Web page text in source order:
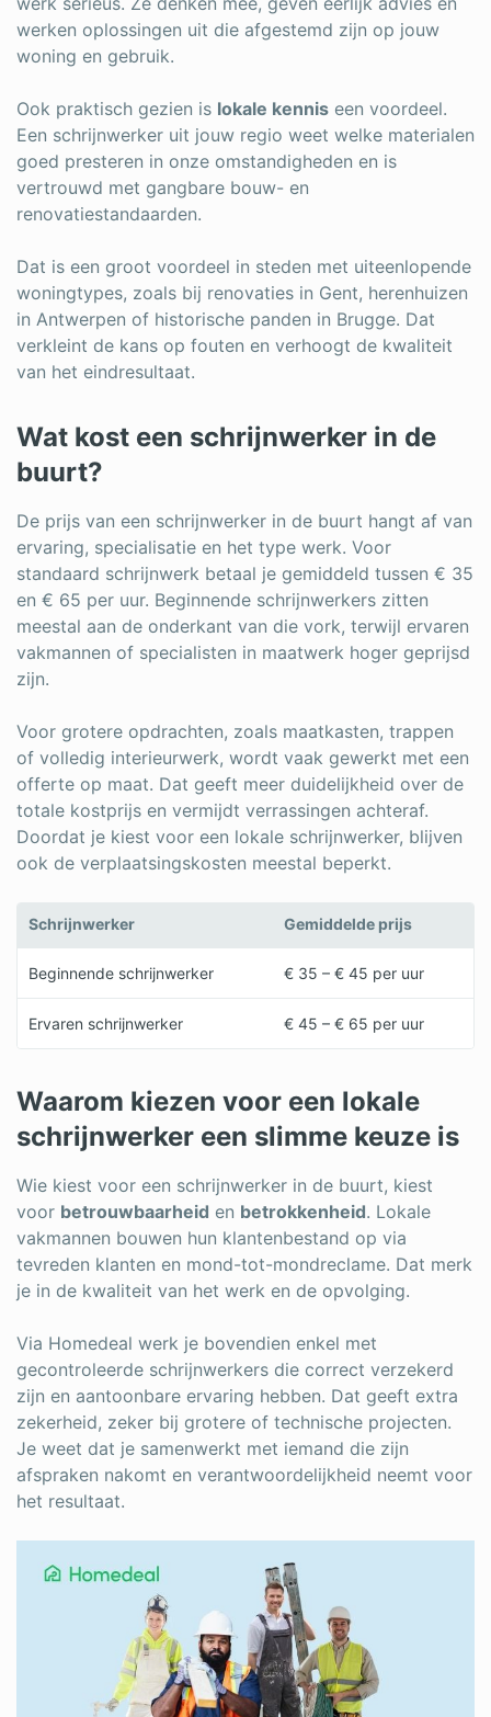
werken oplossingen uit die afgestemd zijn op jouw
woning en gebruik.
Ook praktisch gezien is lokale kennis een voordeel.
Een schrijnwerker uit jouw regio weet welke materialen
goed presteren in onze omstandigheden en is
vertrouwd met gangbare bouw- en
renovatiestandaarden.
Dat is een groot voordeel in steden met uiteenlopende
woningtypes, zoals bij renovaties in Gent, herenhuizen
in Antwerpen of historische panden in Brugge. Dat
verkleint de kans op fouten en verhoogt de kwaliteit
van het eindresultaat.
Wat kost een schrijnwerker in de
buurt?
De prijs van een schrijnwerker in de buurt hangt af van
ervaring, specialisatie en het type werk. Voor
standaard schrijnwerk betaal je gemiddeld tussen € 35
en € 65 per uur. Beginnende schrijnwerkers zitten
meestal aan de onderkant van die vork, terwijl ervaren
vakmannen of specialisten in maatwerk hoger geprijsd
zijn.
Voor grotere opdrachten, zoals maatkasten, trappen
of volledig interieurwerk, wordt vaak gewerkt met een
offerte op maat. Dat geeft meer duidelijkheid over de
totale kostprijs en vermijdt verrassingen achteraf.
Doordat je kiest voor een lokale schrijnwerker, blijven
ook de verplaatsingskosten meestal beperkt.
Schrijnwerker Gemiddelde prijs
Beginnende schrijnwerker € 35 – € 45 per uur
Ervaren schrijnwerker € 45 – € 65 per uur
Waarom kiezen voor een lokale
schrijnwerker een slimme keuze is
Wie kiest voor een schrijnwerker in de buurt, kiest
voor betrouwbaarheid en betrokkenheid. Lokale
vakmannen bouwen hun klantenbestand op via
tevreden klanten en mond-tot-mondreclame. Dat merk
je in de kwaliteit van het werk en de opvolging.
Via Homedeal werk je bovendien enkel met
gecontroleerde schrijnwerkers die correct verzekerd
zijn en aantoonbare ervaring hebben. Dat geeft extra
zekerheid, zeker bij grotere of technische projecten.
Je weet dat je samenwerkt met iemand die zijn
afspraken nakomt en verantwoordelijkheid neemt voor
het resultaat.